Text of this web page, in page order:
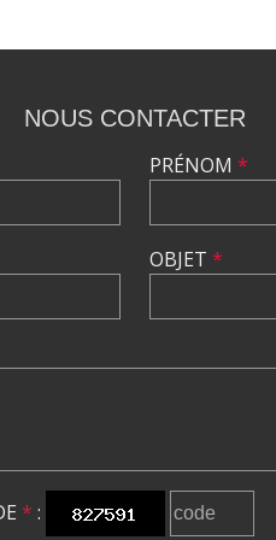
NOUS CONTACTER
PRÉNOM *
OBJET *
* :